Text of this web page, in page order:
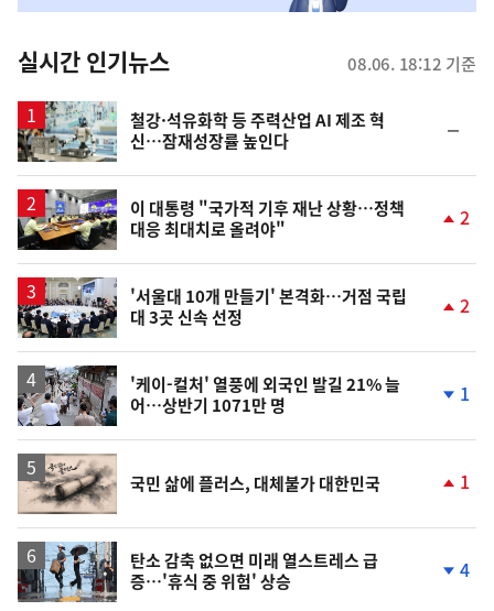
뉴
스
실시간 인기뉴스 08.06. 18:12 기준
철강·석유화학 등 주력산업 AI 제조 혁
신…잠재성장률 높인다
일
이 대통령 "국가적 기후 재난 상황…정책
대응 최대치로 올려야"
상
2
'서울대 10개 만들기' 본격화…거점 국립
대 3곳 신속 선정
상
2
'케이-컬처' 열풍에 외국인 발길 21% 늘
어…상반기 1071만 명
하
1
영
상
국민 삶에 플러스, 대체불가 대한민국
상
1
탄소 감축 없으면 미래 열스트레스 급
증…'휴식 중 위험' 상승
4